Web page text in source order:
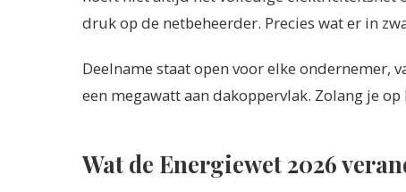
druk op de netbeheerder. Precies wat er in
Deelname staat open voor elke
een megawatt aan dakoppervlak. Zolang je
Wat de Energiewet 2026